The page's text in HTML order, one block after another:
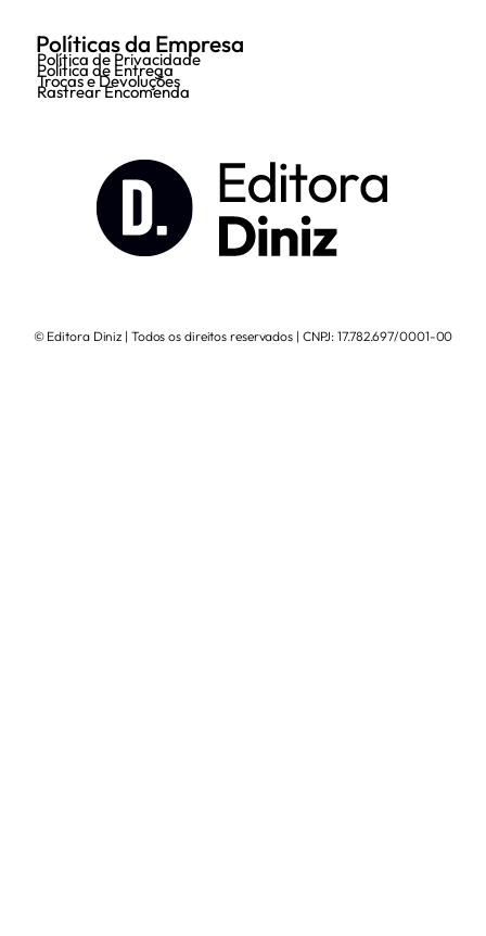
Políticas da Empresa
Política de Privacidade
Política de Entrega
Trocas e Devoluções
Rastrear Encomenda
© Editora Diniz | Todos os direitos reservados | CNPJ: 17.782.697/0001-00